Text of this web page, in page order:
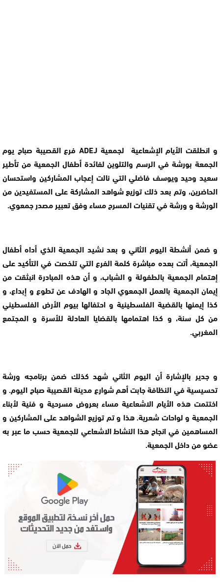
و انطلقت الأيام الإشعاعية لجمعية ADEJ فرع القصيبة صباح يوم
الجمعة بورشة في الرسم والتلوين لفائدة أطفال الجمعية من تأطير
سعيد وحيد ويوسف فاضلي التي نالت إعجاب المشاركين واستحسان
الحاضرين، وتم بعد ذلك توزيع شواهد المشاركة على المستفيدين من
الورشة و ورشة في تقنيات المسرح مساء وفق تعبير مصدر جمعوي.
و ضمن أنشطة اليوم الثاني و بعد نشيد الجمعية الذي أداه أطفال
الجمعية، أتت بعده مباشرة كلمة الفرع التي تلخصت في التأكيد على
إهتمام الجمعية بالطفولة و الشباب، و أن هذه المبادرة انبثقت من
إيمان الجمعية بالعمل الجمعوي الجاد و الهادف عن تطوع و إبداع، و
كذا إيمنها بالقضية الفلسطينية و احتفالها بيوم الأرض الفلسطيني
من كل سنة، و كذا اهتمامها بالقضايا العادلة للأسرة و المجتمع
المغربي.
و جدير بالإشارة أن اليوم الثاني شهد كذلك ضمن برنامجه ورشة
تحسيسية في النظافة جابت أهم شوارع مدينة القصيبة صباح اليوم. و
اختتمت هذه الأيام الاشعاعية مساء بعروض مسرحية و فنية لأبناء
الجمعية و لواحات شعرية. هذا و تم توزيع الشواهد على المشاركين و
المساهمين في انجاح هذا النشاط الاشعاعي للجمعية حسب ما عبر به
عضو من داخل الجمعية.